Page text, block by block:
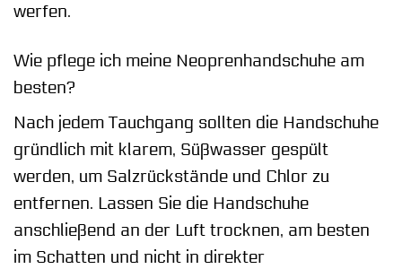
werfen.
Wie pflege ich meine Neoprenhandschuhe am
besten?
Nach jedem Tauchgang sollten die Handschuhe
gründlich mit klarem, Süßwasser gespült
werden, um Salzrückstände und Chlor zu
entfernen. Lassen Sie die Handschuhe
anschließend an der Luft trocknen, am besten
im Schatten und nicht in direkter